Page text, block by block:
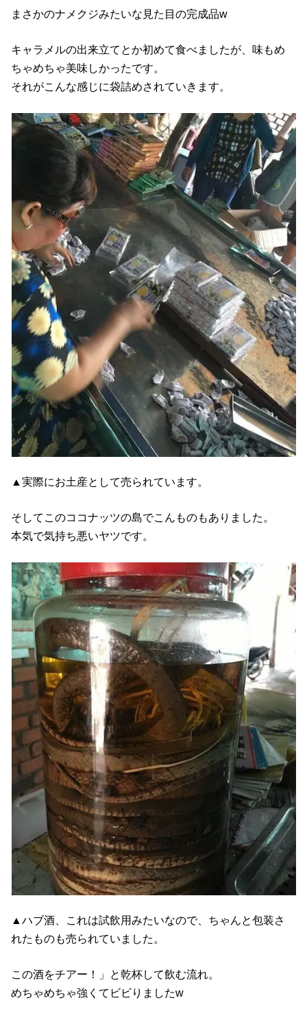
まさかのナメクジみたいな見た目の完成品w
キャラメルの出来立てとか初めて食べましたが、味もめ
ちゃめちゃ美味しかったです。
それがこんな感じに袋詰めされていきます。
▲実際にお土産として売られています。
そしてこのココナッツの島でこんものもありました。
本気で気持ち悪いヤツです。
▲ハブ酒、これは試飲用みたいなので、ちゃんと包装さ
れたものも売られていました。
この酒をチアー！」と乾杯して飲む流れ。
めちゃめちゃ強くてビビりましたw